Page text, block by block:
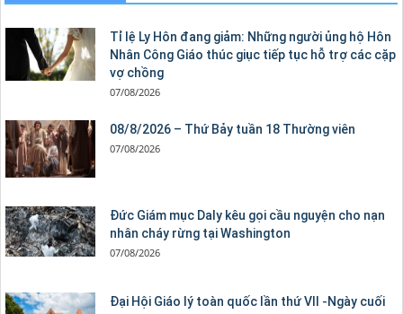
Tỉ lệ Ly Hôn đang giảm: Những người ủng hộ Hôn
Nhân Công Giáo thúc giục tiếp tục hỗ trợ các cặp
vợ chồng
07/08/2026
08/8/2026 – Thứ Bảy tuần 18 Thường viên
07/08/2026
Đức Giám mục Daly kêu gọi cầu nguyện cho nạn
nhân cháy rừng tại Washington
07/08/2026
Đại Hội Giáo lý toàn quốc lần thứ VII -Ngày cuối